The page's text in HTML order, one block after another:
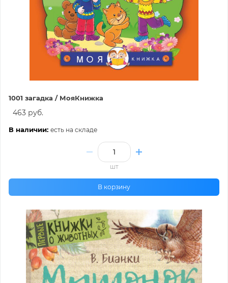
1001 загадка / МояКнижка
463 руб.
В наличии: есть на складе
шт
В корзину